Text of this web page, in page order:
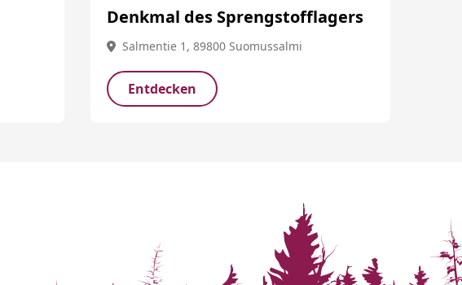
Denkmal des Sprengstofflagers
Salmentie 1, 89800 Suomussalmi
Entdecken